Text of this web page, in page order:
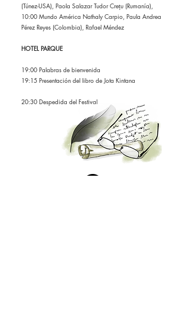
(Túnez-USA), Paola Salazar Tudor Crețu (Rumanía),
10:00 Mundo América Nathaly Carpio, Paula Andrea
Pérez Reyes (Colombia), Rafael Méndez
HOTEL PARQUE
19:00 Palabras de bienvenida
19:15 Presentación del libro de Jota Kintana
20:30 Despedida del Festival